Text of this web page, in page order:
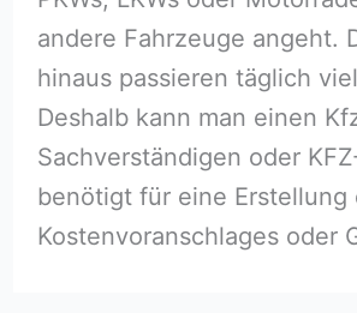
andere Fahrzeuge angeht.
hinaus passieren täglich
Deshalb kann man einen
Sachverständigen oder
benötigt für eine Erstellung
Kostenvoranschlages oder